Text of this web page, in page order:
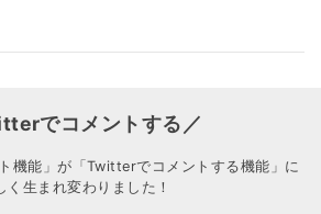
でコメントする／
機能」が「Twitterでコメントする機能」に
く生まれ変わりました！